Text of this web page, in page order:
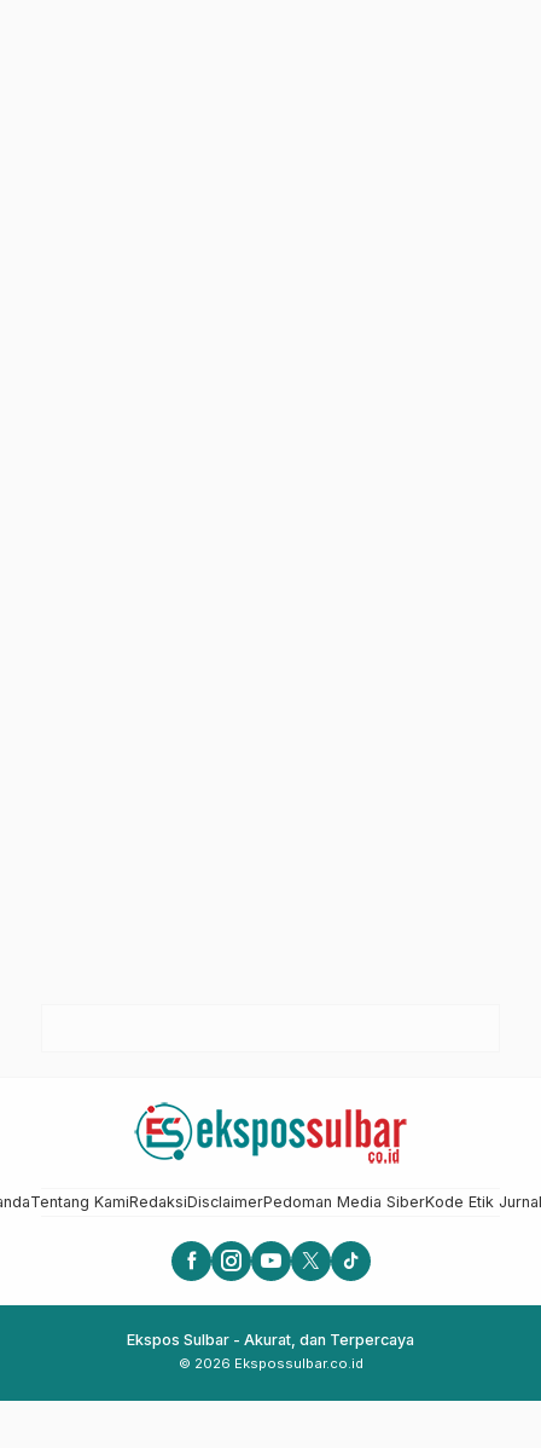
Tentang KamiRedaksiDisclaimerPedoman Media SiberKode Etik
Ekspos Sulbar - Akurat, dan Terpercaya
© 2026 Ekspossulbar.co.id